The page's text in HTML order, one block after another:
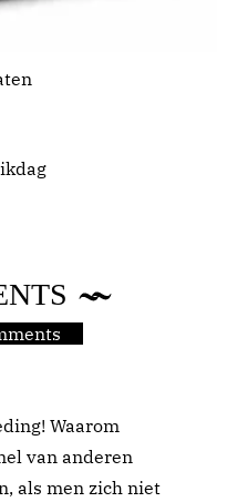
Waarom
van anderen
als men zich niet